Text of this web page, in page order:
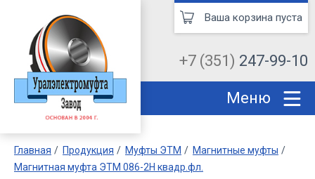
+7 (351) 247-99-10
Ваша корзина пуста
Меню
Главная Продукция Муфты ЭТМ
Магнитные муфты
Магнитная муфта ЭТМ 086-2Н квадр.фл.